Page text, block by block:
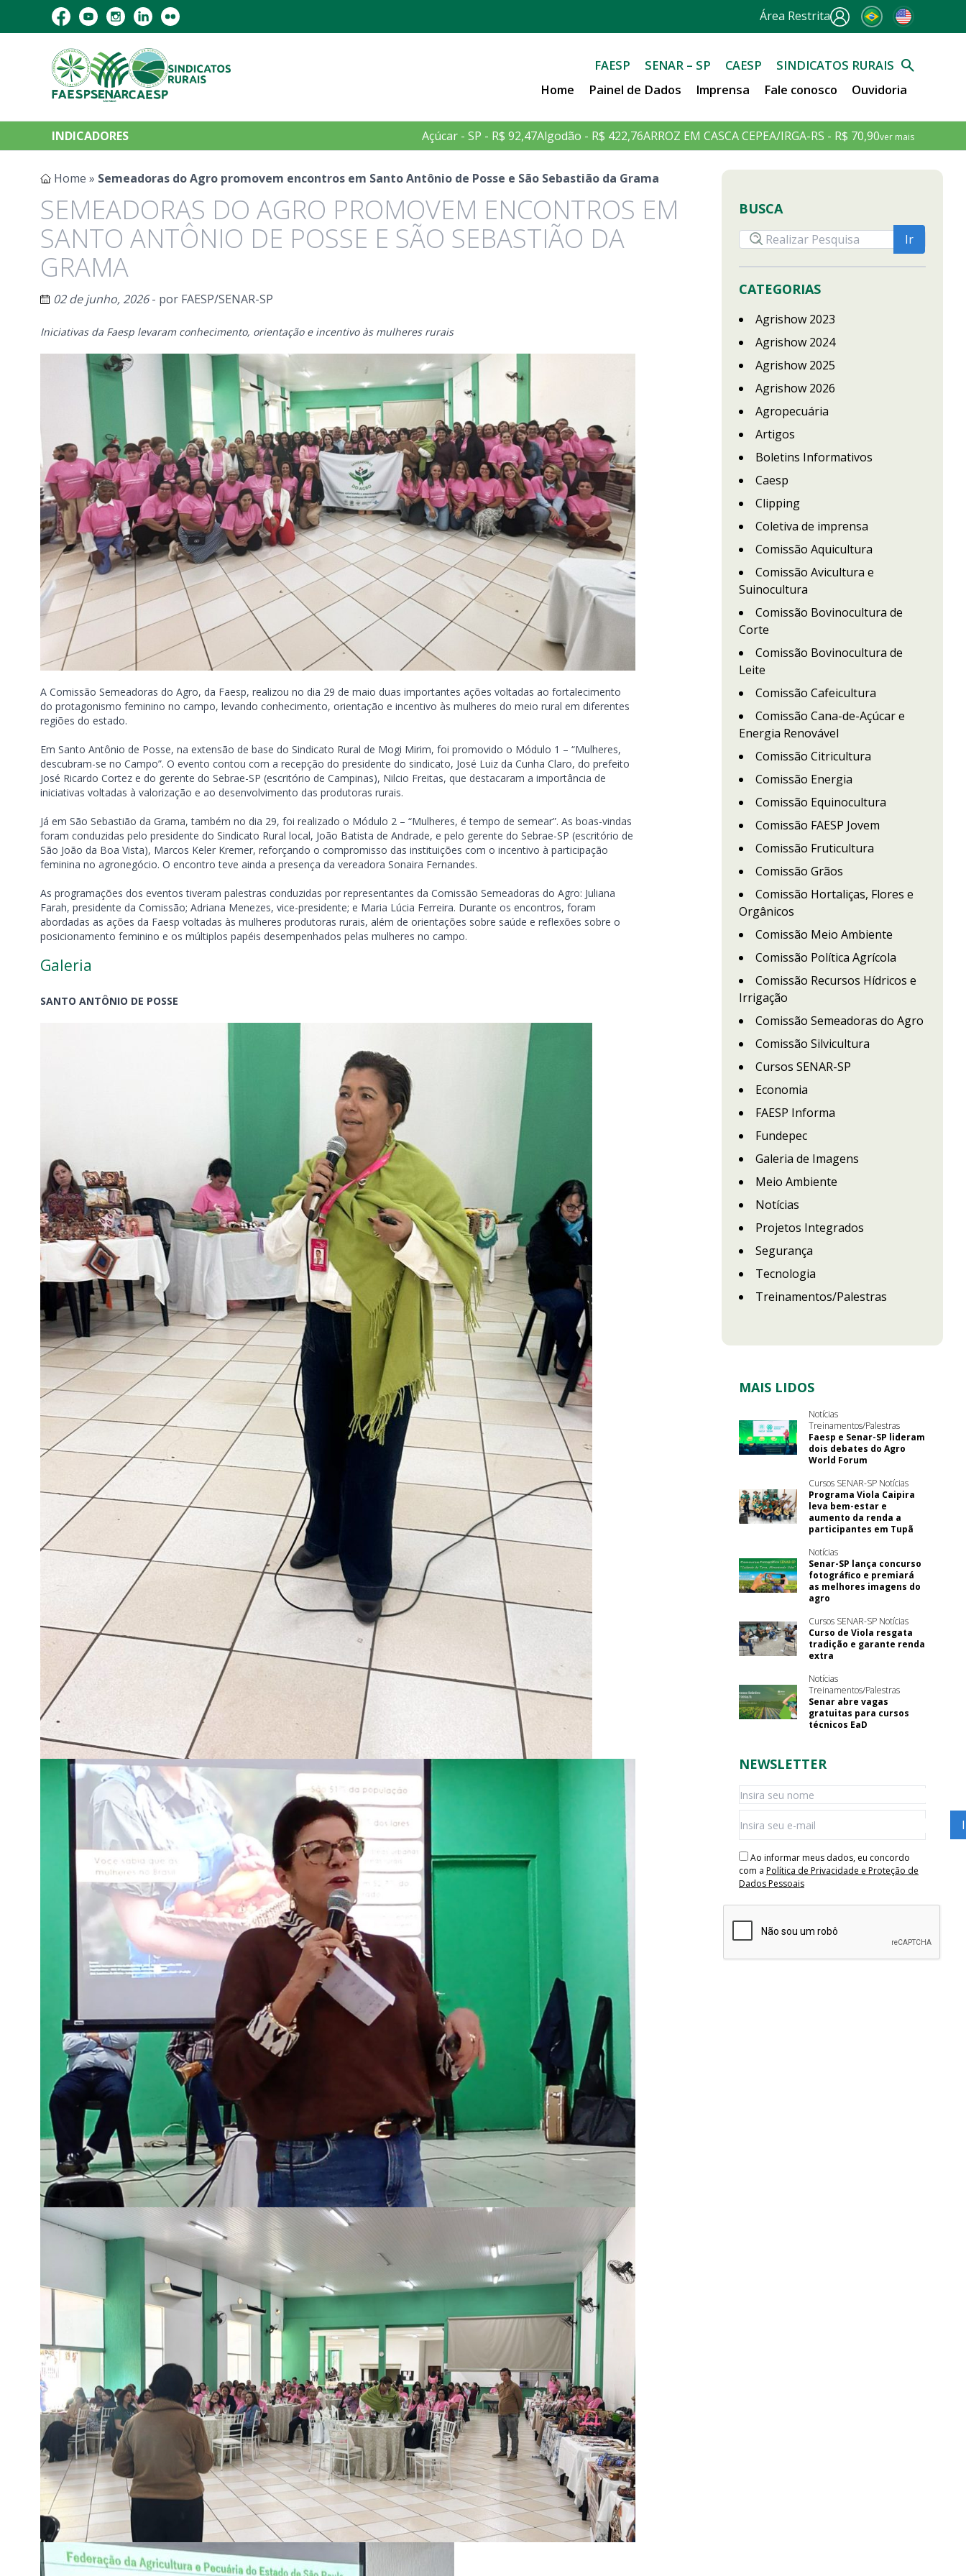
Área Restrita
FAESP SENAR – SP CAESP
SINDICATOS RURAIS
Home
Painel de Dados Imprensa Fale conosco Ouvidoria
INDICADORES Açúcar - SP - R$ 92,47Algodão - R$ 422,76ARROZ EM CASCA CEPEA/IRGA-RS - R$ 70,90ver mais
Home » Semeadoras do Agro promovem encontros em Santo Antônio de Posse e São Sebastião da Grama
SEMEADORAS DO AGRO PROMOVEM ENCONTROS EM
SANTO ANTÔNIO DE POSSE E SÃO SEBASTIÃO DA
GRAMA
02 de junho, 2026- por FAESP/SENAR-SP
Iniciativas da Faesp levaram conhecimento, orientação e incentivo às mulheres rurais
A Comissão Semeadoras do Agro, da Faesp, realizou no dia 29 de maio duas importantes ações voltadas ao fortalecimento
do protagonismo feminino no campo, levando conhecimento, orientação e incentivo às mulheres do meio rural em diferentes
regiões do estado.
Em Santo Antônio de Posse, na extensão de base do Sindicato Rural de Mogi Mirim, foi promovido o Módulo 1 – “Mulheres,
descubram-se no Campo”. O evento contou com a recepção do presidente do sindicato, José Luiz da Cunha Claro, do prefeito
José Ricardo Cortez e do gerente do Sebrae-SP (escritório de Campinas), Nilcio Freitas, que destacaram a importância de
iniciativas voltadas à valorização e ao desenvolvimento das produtoras rurais.
Já em São Sebastião da Grama, também no dia 29, foi realizado o Módulo 2 – “Mulheres, é tempo de semear”. As boas-vindas
foram conduzidas pelo presidente do Sindicato Rural local, João Batista de Andrade, e pelo gerente do Sebrae-SP (escritório de
São João da Boa Vista), Marcos Keler Kremer, reforçando o compromisso das instituições com o incentivo à participação
feminina no agronegócio. O encontro teve ainda a presença da vereadora Sonaira Fernandes.
As programações dos eventos tiveram palestras conduzidas por representantes da Comissão Semeadoras do Agro: Juliana
Farah, presidente da Comissão; Adriana Menezes, vice-presidente; e Maria Lúcia Ferreira. Durante os encontros, foram
abordadas as ações da Faesp voltadas às mulheres produtoras rurais, além de orientações sobre saúde e reflexões sobre o
posicionamento feminino e os múltiplos papéis desempenhados pelas mulheres no campo.
Galeria
SANTO ANTÔNIO DE POSSE
BUSCA
CATEGORIAS
Agrishow 2023
Agrishow 2024
Agrishow 2025
Agrishow 2026
Agropecuária
Artigos
Boletins Informativos
Caesp
Clipping
Coletiva de imprensa
Comissão Aquicultura
Comissão Avicultura e
Suinocultura
Comissão Bovinocultura de
Corte
Comissão Bovinocultura de
Leite
Comissão Cafeicultura
Comissão Cana-de-Açúcar e
Energia Renovável
Comissão Citricultura
Comissão Energia
Comissão Equinocultura
Comissão FAESP Jovem
Comissão Fruticultura
Comissão Grãos
Comissão Hortaliças, Flores e
Orgânicos
Comissão Meio Ambiente
Comissão Política Agrícola
Comissão Recursos Hídricos e
Irrigação
Comissão Semeadoras do Agro
Comissão Silvicultura
Cursos SENAR-SP
Economia
FAESP Informa
Fundepec
Galeria de Imagens
Meio Ambiente
Notícias
Projetos Integrados
Segurança
Tecnologia
Treinamentos/Palestras
MAIS LIDOS
Notícias
Treinamentos/Palestras
Faesp e Senar-SP lideram
dois debates do Agro
World Forum
Cursos SENAR-SP Notícias
Programa Viola Caipira
leva bem-estar e
aumento da renda a
participantes em Tupã
Notícias
Senar-SP lança concurso
fotográfico e premiará
as melhores imagens do
agro
Cursos SENAR-SP Notícias
Curso de Viola resgata
tradição e garante renda
extra
Notícias
Treinamentos/Palestras
Senar abre vagas
gratuitas para cursos
técnicos EaD
NEWSLETTER
Ao informar meus dados, eu concordo
com a Política de Privacidade e Proteção de
Dados Pessoais